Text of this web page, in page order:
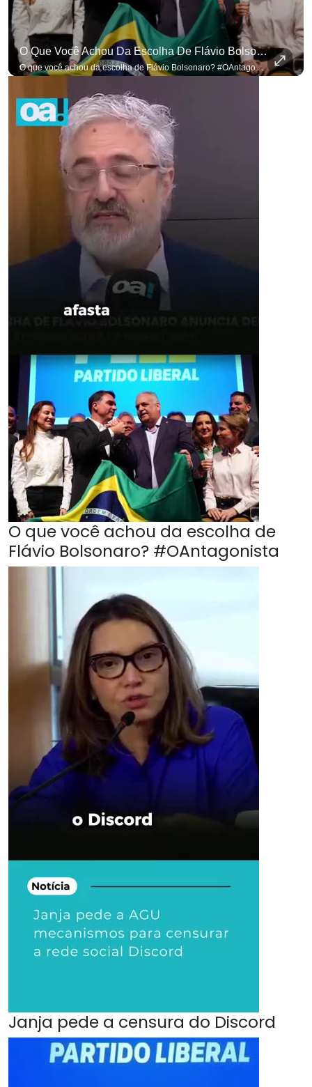
O Que Você Achou Da Escolha De Flávio Bolsonaro? #OAntagonista
O que você achou da escolha de Flávio Bolsonaro? #OAntagonista Se você busca informação com credibilidade, inscreva-se agora e ative o
O que você achou da escolha de
Flávio Bolsonaro? #OAntagonista
Janja pede a censura do Discord